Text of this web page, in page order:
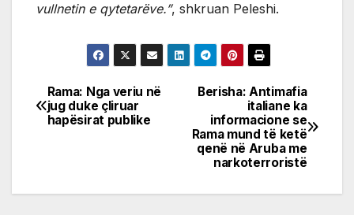
vullnetin e qytetarëve.”, shkruan Peleshi.
Post
navigation
Berisha: Antimafia
italiane ka
informacione se
Rama mund të ketë
qenë në Aruba me
narkoterroristë
Rama: Nga veriu në
jug duke çliruar
hapësirat publike